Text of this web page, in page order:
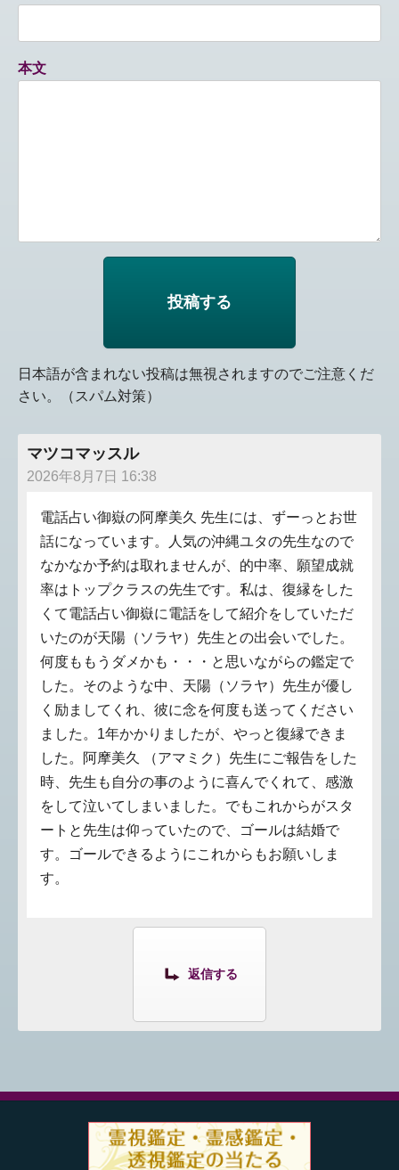
本文
日本語が含まれない投稿は無視されますのでご注意くだ
さい。（スパム対策）
マツコマッスル
2026年8月7日 16:38
電話占い御嶽の阿摩美久 先生には、ずーっとお世
話になっています。人気の沖縄ユタの先生なので
なかなか予約は取れませんが、的中率、願望成就
率はトップクラスの先生です。私は、復縁をした
くて電話占い御嶽に電話をして紹介をしていただ
いたのが天陽（ソラヤ）先生との出会いでした。
何度ももうダメかも・・・と思いながらの鑑定で
した。そのような中、天陽（ソラヤ）先生が優し
く励ましてくれ、彼に念を何度も送ってください
ました。1年かかりましたが、やっと復縁できま
した。阿摩美久 （アマミク）先生にご報告をした
時、先生も自分の事のように喜んでくれて、感激
をして泣いてしまいました。でもこれからがスタ
ートと先生は仰っていたので、ゴールは結婚で
す。ゴールできるようにこれからもお願いしま
す。
返信する